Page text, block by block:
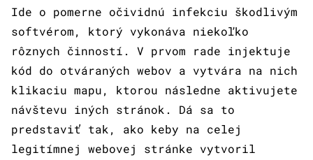
Ide o pomerne očividnú infekciu škodlivým
softvérom, ktorý vykonáva niekoľko
rôznych činností. V prvom rade injektuje
kód do otváraných webov a vytvára na nich
klikaciu mapu, ktorou následne aktivujete
návštevu iných stránok. Dá sa to
predstaviť tak, ako keby na celej
legitímnej webovej stránke vytvoril